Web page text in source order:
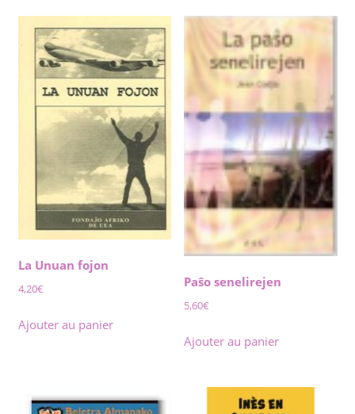
La Unuan fojon
4,20€
Ajouter au panier
Paŝo senelirejen
5,60€
Ajouter au panier